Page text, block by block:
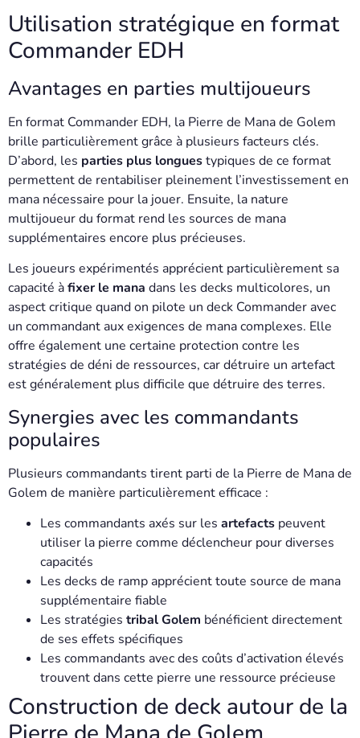
Utilisation stratégique en format
Commander EDH
Avantages en parties multijoueurs
En format Commander EDH, la Pierre de Mana de Golem
brille particulièrement grâce à plusieurs facteurs clés.
D’abord, les parties plus longuestypiques de ce format
permettent de rentabiliser pleinement l’investissement en
mana nécessaire pour la jouer. Ensuite, la nature
multijoueur du format rend les sources de mana
supplémentaires encore plus précieuses.
Les joueurs expérimentés apprécient particulièrement sa
capacité àfixer le mana dans les decks multicolores, un
aspect critique quand on pilote un deck Commander avec
un commandant aux exigences de mana complexes. Elle
offre également une certaine protection contre les
stratégies de déni de ressources, car détruire un artefact
est généralement plus difficile que détruire des terres.
Synergies avec les commandants
populaires
Plusieurs commandants tirent parti de la Pierre de Mana de
Golem de manière particulièrement efficace :
Les commandants axés sur les artefacts peuvent
utiliser la pierre comme déclencheur pour diverses
capacités
Les decks de ramp apprécient toute source de mana
supplémentaire fiable
Les stratégies tribal Golem bénéficient directement
de ses effets spécifiques
Les commandants avec des coûts d’activation élevés
trouvent dans cette pierre une ressource précieuse
Construction de deck autour de la